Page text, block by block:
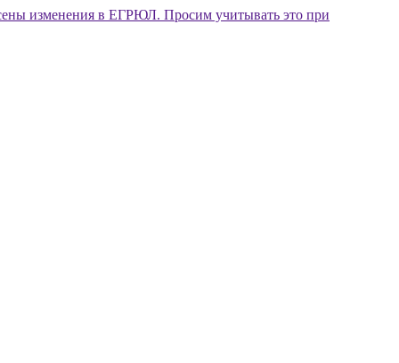
изменения в ЕГРЮЛ. Просим учитывать это при